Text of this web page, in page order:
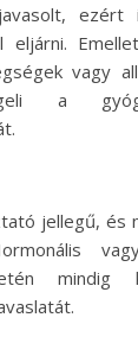
ezért
eljárni.
vagy
a
jellegű, és
mindig